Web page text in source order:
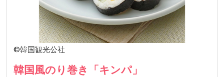
©韓国観光公社
韓国風のり巻き「キンパ」